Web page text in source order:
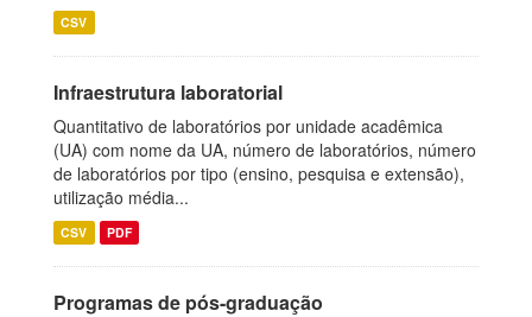
CSV
Infraestrutura laboratorial
Quantitativo de laboratórios por unidade acadêmica
(UA) com nome da UA, número de laboratórios, número
de laboratórios por tipo (ensino, pesquisa e extensão),
utilização média...
CSV PDF
Programas de pós-graduação